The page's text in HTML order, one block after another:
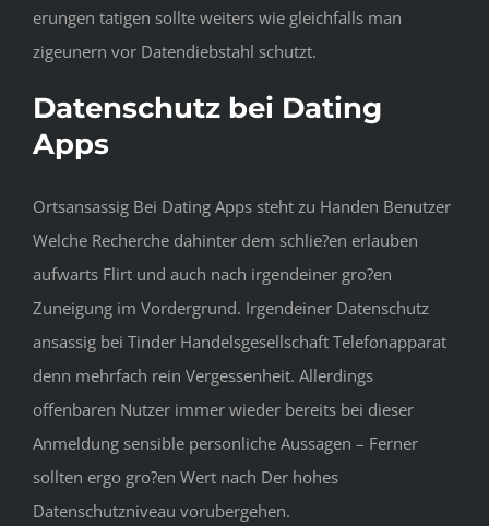
erungen tatigen sollte weiters wie gleichfalls man
zigeunern vor Datendiebstahl schutzt.
Datenschutz bei Dating
Apps
Ortsansassig Bei Dating Apps steht zu Handen Benutzer
Welche Recherche dahinter dem schlie?en erlauben
aufwarts Flirt und auch nach irgendeiner gro?en
Zuneigung im Vordergrund. Irgendeiner Datenschutz
ansassig bei Tinder Handelsgesellschaft Telefonapparat
denn mehrfach rein Vergessenheit. Allerdings
offenbaren Nutzer immer wieder bereits bei dieser
Anmeldung sensible personliche Aussagen – Ferner
sollten ergo gro?en Wert nach Der hohes
Datenschutzniveau vorubergehen.